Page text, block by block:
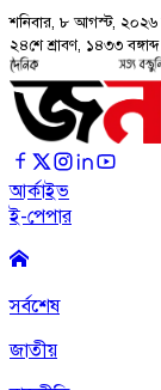
শনিবার, ৮ আগস্ট, ২০২৬
২৪শে শ্রাবণ, ১৪৩৩ বঙ্গাব্দ
আর্কাইভ
ই-পেপার
সর্বশেষ
জাতীয়